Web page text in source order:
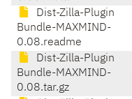
Dist-Zilla-Plugin
Bundle-MAXMIND-
0.08.readme
Dist-Zilla-Plugin
Bundle-MAXMIND-
0.08.tar.gz